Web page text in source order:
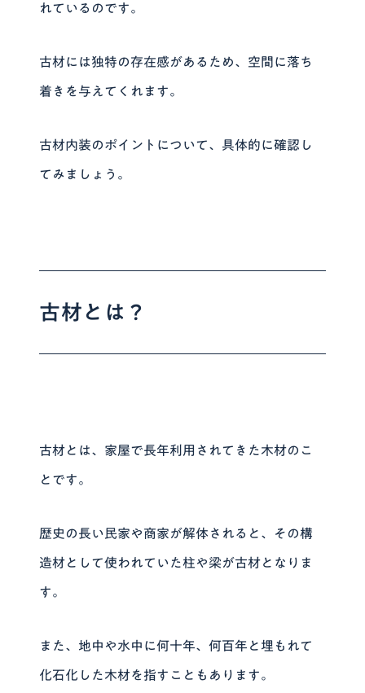
れているのです。
古材には独特の存在感があるため、空間に落ち
着きを与えてくれます。
古材内装のポイントについて、具体的に確認し
てみましょう。
古材とは？
古材とは、家屋で長年利用されてきた木材のこ
とです。
歴史の長い民家や商家が解体されると、その構
造材として使われていた柱や梁が古材となりま
す。
また、地中や水中に何十年、何百年と埋もれて
化石化した木材を指すこともあります。